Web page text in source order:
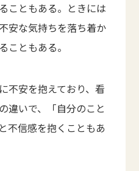
こともある。ときには
安な気持ちを落ち着か
こともある。
不安を抱えており、看
違いで、「自分のこと
不信感を抱くこともあ